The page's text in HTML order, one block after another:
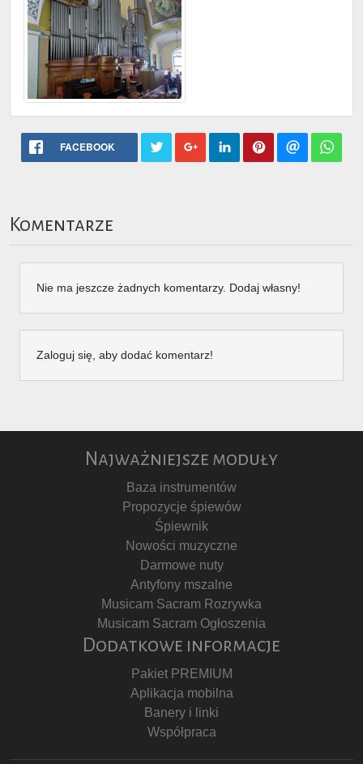
FACEBOOK
Komentarze
Nie ma jeszcze żadnych komentarzy. Dodaj własny!
Zaloguj się, aby dodać komentarz!
Najważniejsze moduły
Baza instrumentów
Propozycje śpiewów
Śpiewnik
Nowości muzyczne
Darmowe nuty
Antyfony mszalne
Musicam Sacram Rozrywka
Musicam Sacram Ogłoszenia
Dodatkowe informacje
Pakiet PREMIUM
Aplikacja mobilna
Banery i linki
Współpraca